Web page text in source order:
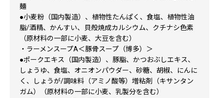
麺
●小麦粉（国内製造）、植物性たんぱく、食塩、植物性油
脂/酒精、かんすい、貝殻焼成カルシウム、クチナシ色素
（原材料の一部に小麦、大豆を含む）
・ラーメンスープA＜豚骨スープ（博多）＞
●ポークエキス（国内製造）、豚脂、かつおぶしエキス、
しょうゆ、食塩、オニオンパウダー、砂糖、胡椒、にんに
く、しょうが/調味料（アミノ酸等）増粘剤（キサンタン
ガム）（原材料の一部に小麦、乳製分を含む）